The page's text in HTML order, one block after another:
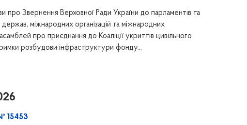
про Звернення Верховної Ради України до парламентів та
держав, міжнародних організацій та міжнародних
про приєднання до Коаліції укриттів цивільного
розбудови інфраструктури фонду...
15453